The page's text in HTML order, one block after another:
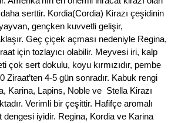
serttir. Kordia(Cordia) Kirazı çeşidinin
gençken kuvvetli gelişir,
Geç çiçek açması nedeniyle Regina,
için tozlayıcı olabilir. Meyvesi iri, kalp
çok sert dokulu, koyu kırmızıdır, pembe
Ziraat’ten 4-5 gün sonradır. Kabuk rengi
Karina, Lapins, Noble ve Stella Kirazı
Verimli bir çeşittir. Hafifçe aromalı
iyidir. Regina, Kordia ve Karina